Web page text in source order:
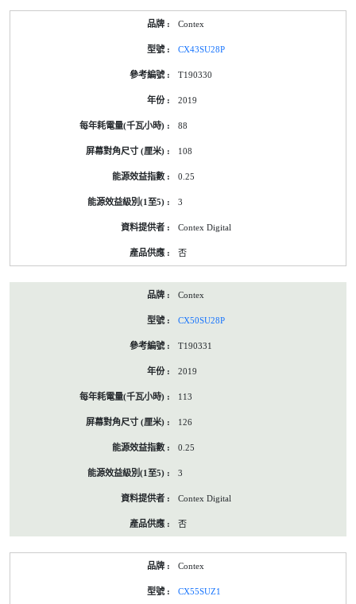
Contex
CX43SU28P
T190330
2019
88
108
0.25
3
Contex Digital
否
Contex
CX50SU28P
T190331
2019
113
126
0.25
3
Contex Digital
否
Contex
CX55SUZ1